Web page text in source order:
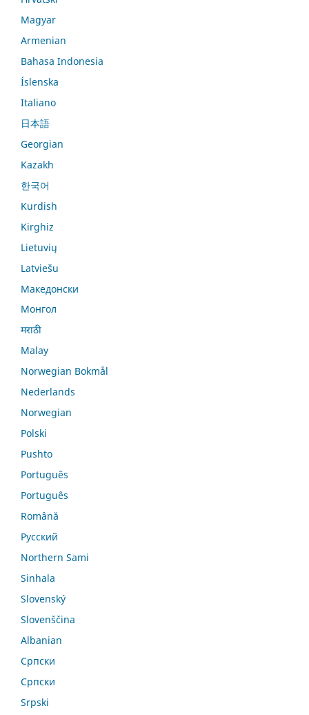
Magyar
Armenian
Bahasa Indonesia
Íslenska
Italiano
日本語
Georgian
Kazakh
한국어
Kurdish
Kirghiz
Lietuvių
Latviešu
Македонски
Монгол
मराठी
Malay
Norwegian Bokmål
Nederlands
Norwegian
Polski
Pushto
Português
Português
Română
Русский
Northern Sami
Sinhala
Slovenský
Slovenščina
Albanian
Српски
Српски
Srpski